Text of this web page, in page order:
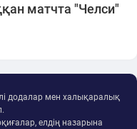
матчта "Челси"
додалар мен халықаралық
елдің назарына